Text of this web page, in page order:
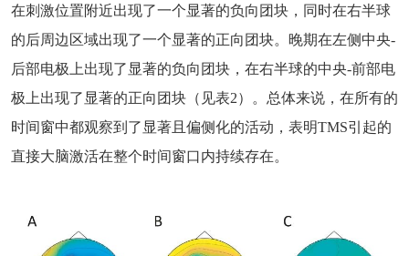
在刺激位置附近出现了一个显著的负向团块，同时在右半球
的后周边区域出现了一个显著的正向团块。晚期在左侧中央-
后部电极上出现了显著的负向团块，在右半球的中央-前部电
极上出现了显著的正向团块（见表2）。总体来说，在所有的
时间窗中都观察到了显著且偏侧化的活动，表明TMS引起的
直接大脑激活在整个时间窗口内持续存在。